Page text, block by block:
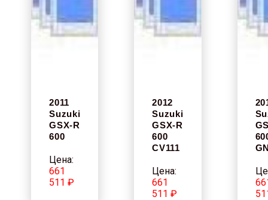
2011
Suzuki
GSX-R
600
Цена:
661
511 ₽
2012
Suzuki
GSX-R
600
CV111
Цена:
661
511 ₽